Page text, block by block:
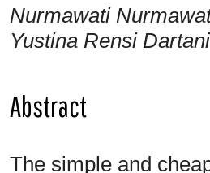
Nurmawati
Yustina Rensi Dartani
Abstract
The simple and